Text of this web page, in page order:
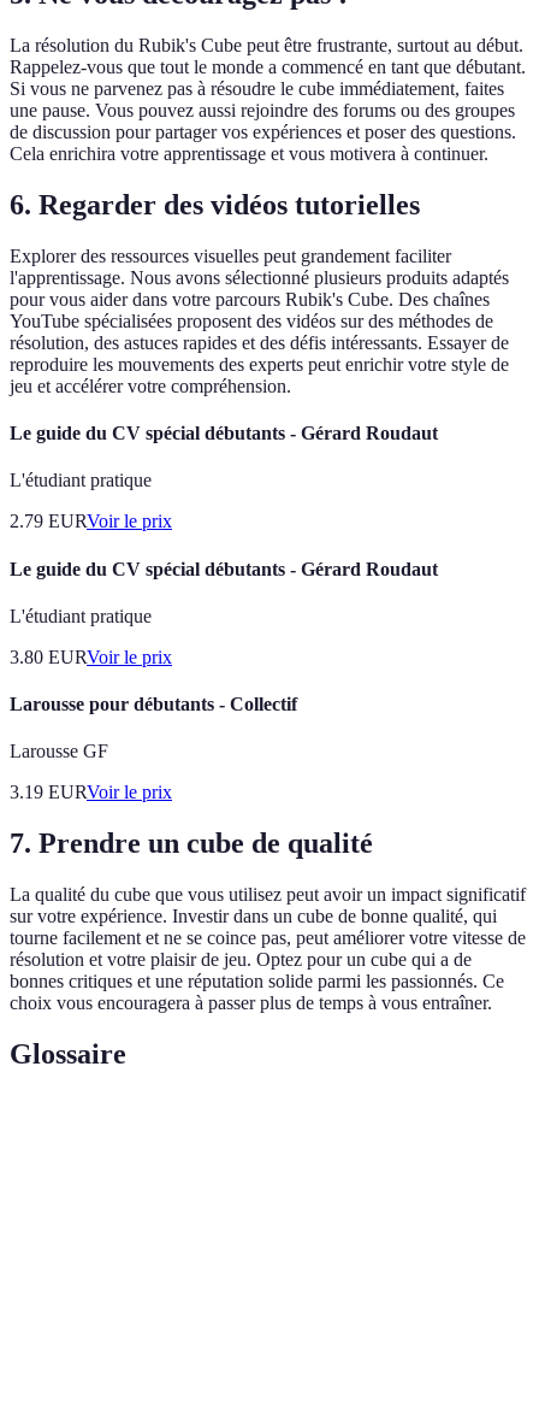
La résolution du Rubik's Cube peut être frustrante, surtout au début.
Rappelez-vous que tout le monde a commencé en tant que débutant.
Si vous ne parvenez pas à résoudre le cube immédiatement, faites
une pause. Vous pouvez aussi rejoindre des forums ou des groupes
de discussion pour partager vos expériences et poser des questions.
Cela enrichira votre apprentissage et vous motivera à continuer.
6. Regarder des vidéos tutorielles
Explorer des ressources visuelles peut grandement faciliter
l'apprentissage. Nous avons sélectionné plusieurs produits adaptés
pour vous aider dans votre parcours Rubik's Cube. Des chaînes
YouTube spécialisées proposent des vidéos sur des méthodes de
résolution, des astuces rapides et des défis intéressants. Essayer de
reproduire les mouvements des experts peut enrichir votre style de
jeu et accélérer votre compréhension.
Le guide du CV spécial débutants - Gérard Roudaut
L'étudiant pratique
2.79 EURVoir le prix
Le guide du CV spécial débutants - Gérard Roudaut
L'étudiant pratique
3.80 EURVoir le prix
Larousse pour débutants - Collectif
Larousse GF
3.19 EURVoir le prix
7. Prendre un cube de qualité
La qualité du cube que vous utilisez peut avoir un impact significatif
sur votre expérience. Investir dans un cube de bonne qualité, qui
tourne facilement et ne se coince pas, peut améliorer votre vitesse de
résolution et votre plaisir de jeu. Optez pour un cube qui a de
bonnes critiques et une réputation solide parmi les passionnés. Ce
choix vous encouragera à passer plus de temps à vous entraîner.
Glossaire